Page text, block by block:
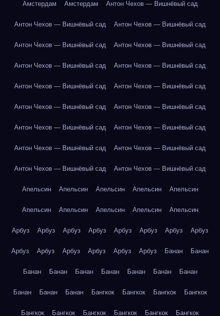
Амстердам Амстердам Антон Чехов — Вишнёвый сад
Антон Чехов — Вишнёвый сад Антон Чехов — Вишнёвый сад
Антон Чехов — Вишнёвый сад Антон Чехов — Вишнёвый сад
Антон Чехов — Вишнёвый сад Антон Чехов — Вишнёвый сад
Антон Чехов — Вишнёвый сад Антон Чехов — Вишнёвый сад
Антон Чехов — Вишнёвый сад Антон Чехов — Вишнёвый сад
Антон Чехов — Вишнёвый сад Антон Чехов — Вишнёвый сад
Антон Чехов — Вишнёвый сад Антон Чехов — Вишнёвый сад
Антон Чехов — Вишнёвый сад Антон Чехов — Вишнёвый сад
Апельсин Апельсин Апельсин Апельсин Апельсин
Апельсин Апельсин Апельсин Апельсин Апельсин
Арбуз Арбуз Арбуз Арбуз Арбуз Арбуз Арбуз Арбуз
Арбуз Арбуз Арбуз Арбуз Арбуз Арбуз Банан Банан
Банан Банан Банан Банан Банан Банан Банан
Банан Банан Банан Бангкок Бангкок Бангкок Бангкок
Бангкок Бангкок Бангкок Бангкок Бангкок Бангкок